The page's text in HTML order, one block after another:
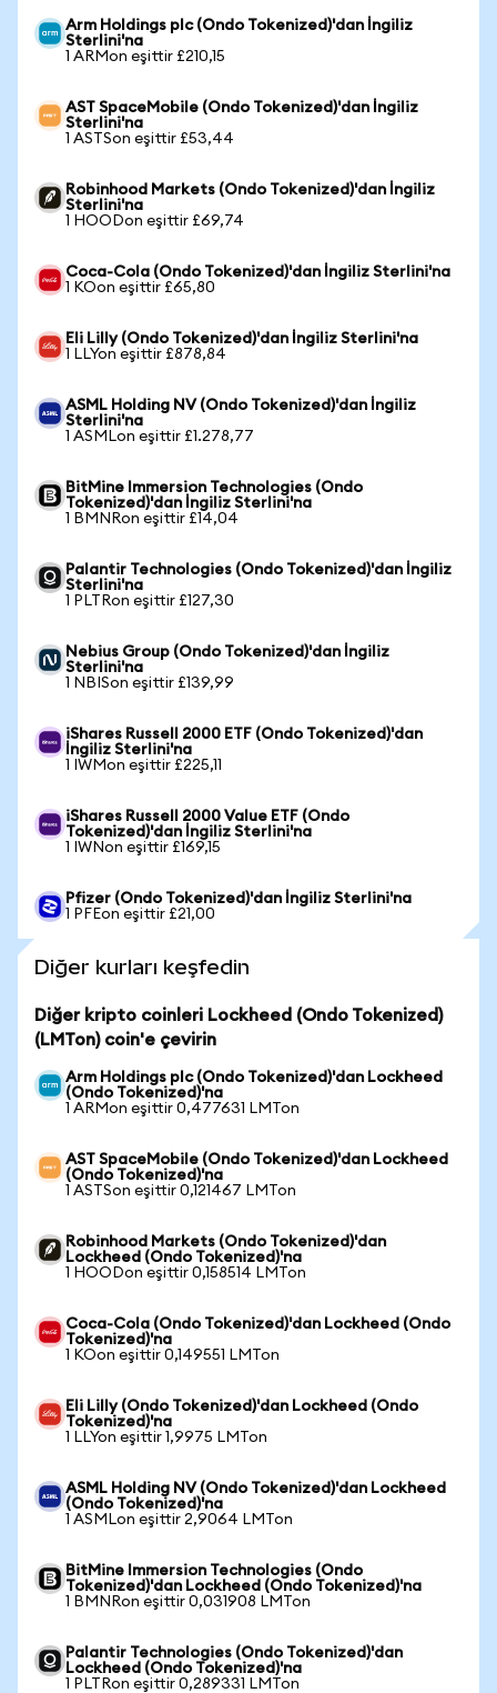
Arm Holdings plc (Ondo Tokenized)'dan İngiliz
Sterlini'na
1 ARMon eşittir £210,15
AST SpaceMobile (Ondo Tokenized)'dan İngiliz
Sterlini'na
1 ASTSon eşittir £53,44
Robinhood Markets (Ondo Tokenized)'dan İngiliz
Sterlini'na
1 HOODon eşittir £69,74
Coca-Cola (Ondo Tokenized)'dan İngiliz Sterlini'na
1 KOon eşittir £65,80
Eli Lilly (Ondo Tokenized)'dan İngiliz Sterlini'na
1 LLYon eşittir £878,84
ASML Holding NV (Ondo Tokenized)'dan İngiliz
Sterlini'na
1 ASMLon eşittir £1.278,77
BitMine Immersion Technologies (Ondo
Tokenized)'dan İngiliz Sterlini'na
1 BMNRon eşittir £14,04
Palantir Technologies (Ondo Tokenized)'dan İngiliz
Sterlini'na
1 PLTRon eşittir £127,30
Nebius Group (Ondo Tokenized)'dan İngiliz
Sterlini'na
1 NBISon eşittir £139,99
iShares Russell 2000 ETF (Ondo Tokenized)'dan
İngiliz Sterlini'na
1 IWMon eşittir £225,11
iShares Russell 2000 Value ETF (Ondo
Tokenized)'dan İngiliz Sterlini'na
1 IWNon eşittir £169,15
Pfizer (Ondo Tokenized)'dan İngiliz Sterlini'na
1 PFEon eşittir £21,00
Diğer kurları keşfedin
Diğer kripto coinleri Lockheed (Ondo Tokenized)
(LMTon) coin'e çevirin
Arm Holdings plc (Ondo Tokenized)'dan Lockheed
(Ondo Tokenized)'na
1 ARMon eşittir 0,477631 LMTon
AST SpaceMobile (Ondo Tokenized)'dan Lockheed
(Ondo Tokenized)'na
1 ASTSon eşittir 0,121467 LMTon
Robinhood Markets (Ondo Tokenized)'dan
Lockheed (Ondo Tokenized)'na
1 HOODon eşittir 0,158514 LMTon
Coca-Cola (Ondo Tokenized)'dan Lockheed (Ondo
Tokenized)'na
1 KOon eşittir 0,149551 LMTon
Eli Lilly (Ondo Tokenized)'dan Lockheed (Ondo
Tokenized)'na
1 LLYon eşittir 1,9975 LMTon
ASML Holding NV (Ondo Tokenized)'dan Lockheed
(Ondo Tokenized)'na
1 ASMLon eşittir 2,9064 LMTon
BitMine Immersion Technologies (Ondo
Tokenized)'dan Lockheed (Ondo Tokenized)'na
1 BMNRon eşittir 0,031908 LMTon
Palantir Technologies (Ondo Tokenized)'dan
Lockheed (Ondo Tokenized)'na
1 PLTRon eşittir 0,289331 LMTon